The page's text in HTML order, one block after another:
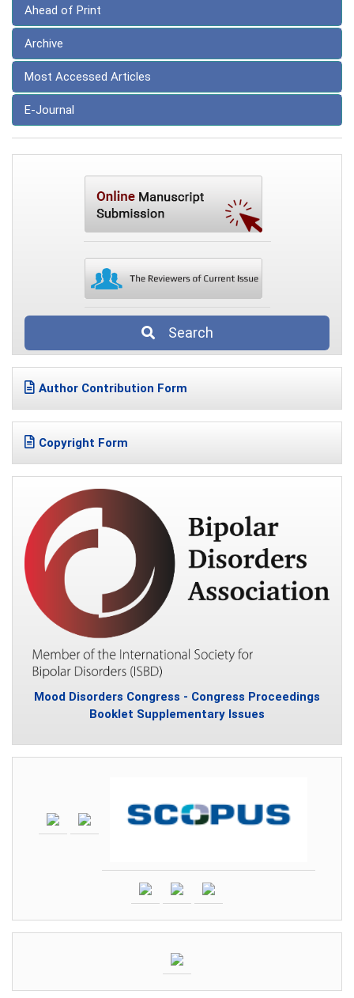
Ahead of Print
Archive
Most Accessed Articles
E-Journal
Search
Author Contribution Form
Copyright Form
Mood Disorders Congress - Congress Proceedings
Booklet Supplementary Issues